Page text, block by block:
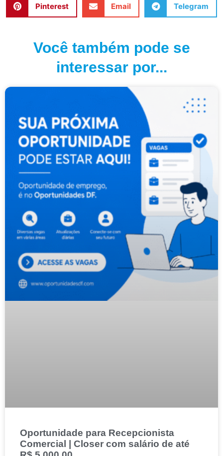
Pinterest Email Telegram
Você também pode se
interessar por...
Oportunidade para Recepcionista
Comercial | Closer com salário de até